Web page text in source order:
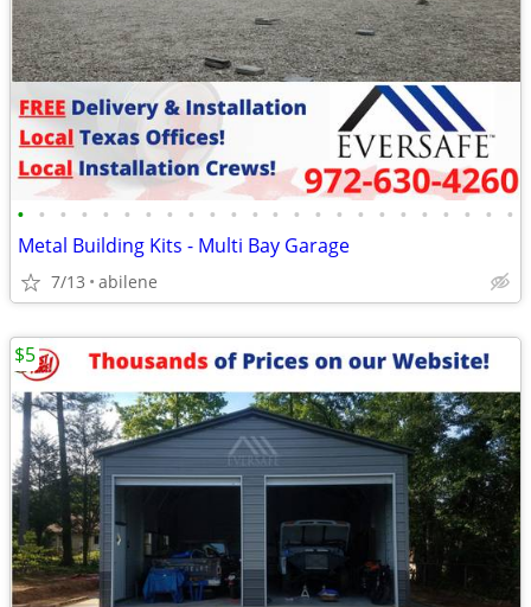
• • • • • • • • • • • • • • • • • • • • • • • •
Metal Building Kits - Multi Bay Garage
7/13 abilene
$5